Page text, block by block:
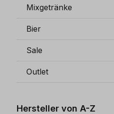
Mixgetränke
Bier
Sale
Outlet
Hersteller von A-Z